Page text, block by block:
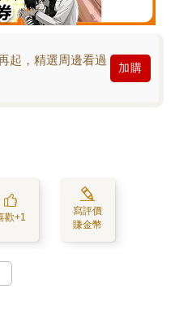
起，精選周邊看過
加購
歡+1
寫評價
賺金幣